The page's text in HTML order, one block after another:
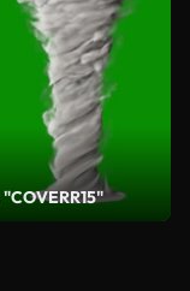
"COVERR15"